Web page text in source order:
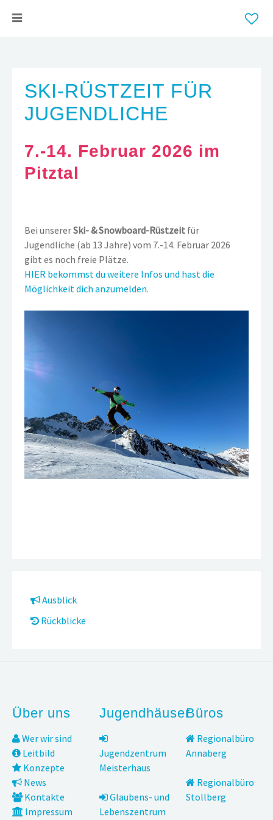
SKI-RÜSTZEIT FÜR
JUGENDLICHE
7.-14. Februar 2026 im
Pitztal
Bei unsererSki- & Snowboard-Rüstzeit für
Jugendliche (ab 13 Jahre) vom 7.-14. Februar 2026
gibt es noch freie Plätze.
HIER bekommst du weitere Infos und hast die
Möglichkeit dich anzumelden.
Ausblick
Rückblicke
Über uns
Wer wir sind
Leitbild
Konzepte
News
Kontakte
Impressum
Jugendhäuser
Jugendzentrum
Meisterhaus
Glaubens- und
Lebenszentrum
Büros
Regionalbüro
Annaberg
Regionalbüro
Stollberg